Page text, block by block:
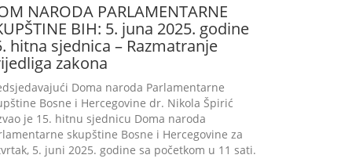
NARODA PARLAMENTARNE
BIH: 5. juna 2025. godine
hitna sjednica – Razmatranje
zakona
Doma naroda Parlamentarne
Bosne i Hercegovine dr. Nikola Špirić
je 15. hitnu sjednicu Doma naroda
skupštine Bosne i Hercegovine za
5. juni 2025. godine sa početkom u 11 sati.